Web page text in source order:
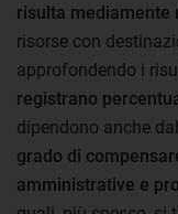
risulta mediamente
risorse con
approfondendo i
registrano
dipendono anche
grado di
amministrative e